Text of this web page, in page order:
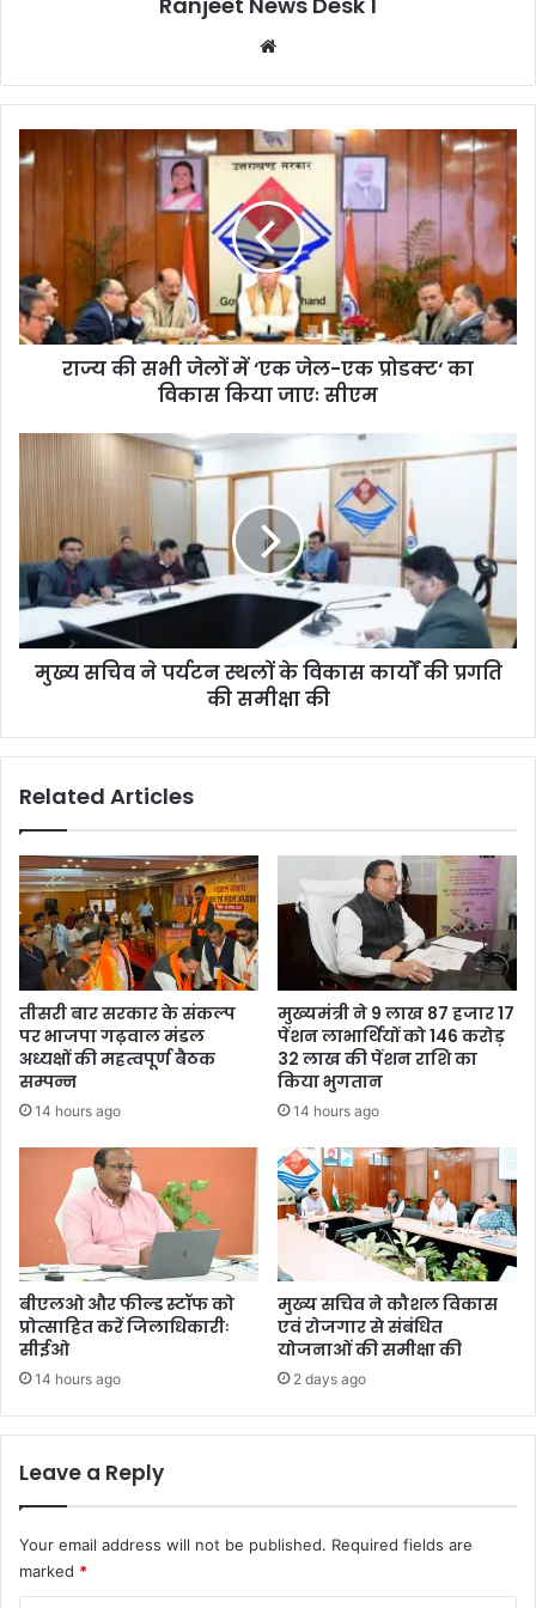
te
राज्य की सभी जेलों में ‘एक जेल-एक प्रोडक्ट‘ का
विकास किया जाएः सीएम
मुख्य सचिव ने पर्यटन स्थलों के विकास कार्यों की प्रगति
की समीक्षा की
Related Articles
तीसरी बार सरकार के संकल्प
पर भाजपा गढ़वाल मंडल
अध्यक्षों की महत्वपूर्ण बैठक
सम्पन्न
14 hours ago
मुख्यमंत्री ने 9 लाख 87 हजार 17
पेंशन लाभार्थियों को 146 करोड़
32 लाख की पेंशन राशि का
किया भुगतान
14 hours ago
बीएलओ और फील्ड स्टॉफ को
प्रोत्साहित करें जिलाधिकारीः
सीईओ
14 hours ago
मुख्य सचिव ने कौशल विकास
एवं रोजगार से संबंधित
योजनाओं की समीक्षा की
2 days ago
Leave a Reply
Your email address will not be published. Required fields are
marked *